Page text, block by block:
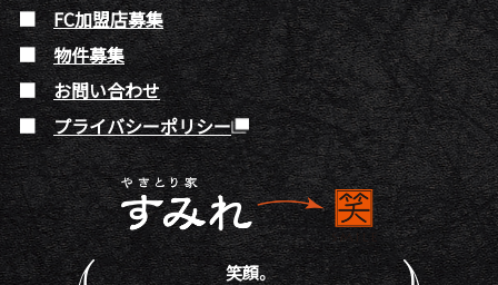
FC加盟店募集
物件募集
お問い合わせ
プライバシーポリシー
笑顔。